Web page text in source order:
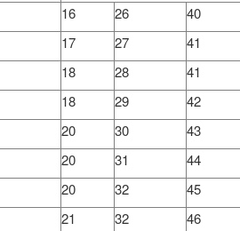
16 26 40
17 27 41
18 28 41
18 29 42
20 30 43
20 31 44
20 32 45
21 32 46